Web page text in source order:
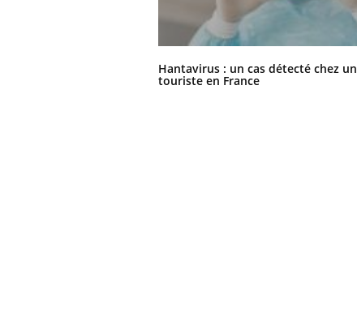
Hantavirus : un cas détecté chez un
touriste en France